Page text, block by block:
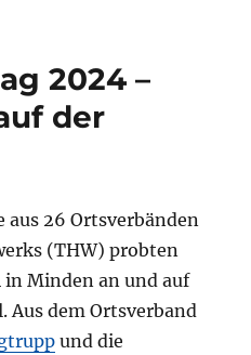
2024 –
der
aus 26 Ortsverbänden
(THW) probten
in Minden an und auf
Aus dem Ortsverband
und die